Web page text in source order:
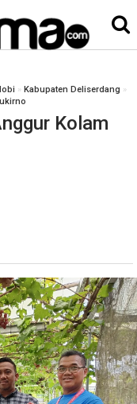
» Kabupaten Deliserdang »
Kolam